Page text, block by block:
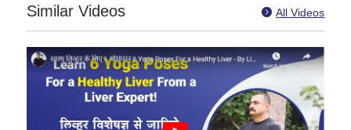
Similar Videos  All Videos